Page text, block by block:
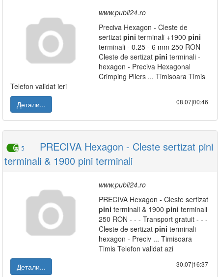
www.publi24.ro
Preciva Hexagon - Cleste de
sertizat pini terminali +1900 pini
terminali - 0.25 - 6 mm 250 RON
Cleste de sertizat pini terminali -
hexagon - Preciva Hexagonal
Crimping Pliers ... Timisoara Timis
Telefon validat ieri
Детали...
08.07|00:46
5
PRECIVA Hexagon - Cleste sertizat pini
terminali & 1900 pini terminali
www.publi24.ro
PRECIVA Hexagon - Cleste sertizat
pini terminali & 1900 pini terminali
250 RON - - - Transport gratuit - - -
Cleste de sertizat pini terminali -
hexagon - Preciv ... Timisoara
Timis Telefon validat azi
Детали...
30.07|16:37